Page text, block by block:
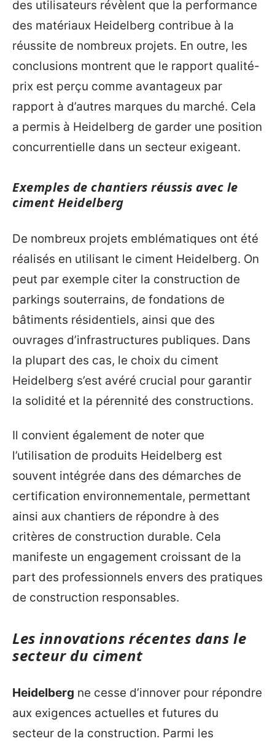
des utilisateurs révèlent que la performance
des matériaux Heidelberg contribue à la
réussite de nombreux projets. En outre, les
conclusions montrent que le rapport qualité-
prix est perçu comme avantageux par
rapport à d’autres marques du marché. Cela
a permis à Heidelberg de garder une position
concurrentielle dans un secteur exigeant.
Exemples de chantiers réussis avec le
ciment Heidelberg
De nombreux projets emblématiques ont été
réalisés en utilisant le ciment Heidelberg. On
peut par exemple citer la construction de
parkings souterrains, de fondations de
bâtiments résidentiels, ainsi que des
ouvrages d’infrastructures publiques. Dans
la plupart des cas, le choix du ciment
Heidelberg s’est avéré crucial pour garantir
la solidité et la pérennité des constructions.
Il convient également de noter que
l’utilisation de produits Heidelberg est
souvent intégrée dans des démarches de
certification environnementale, permettant
ainsi aux chantiers de répondre à des
critères de construction durable. Cela
manifeste un engagement croissant de la
part des professionnels envers des pratiques
de construction responsables.
Les innovations récentes dans le
secteur du ciment
Heidelberg ne cesse d’innover pour répondre
aux exigences actuelles et futures du
secteur de la construction. Parmi les